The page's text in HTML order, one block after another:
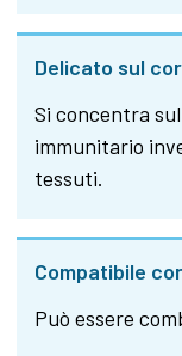
Delicato sul
Si concentra
immunitario
tessuti.
Compatibile
Può essere